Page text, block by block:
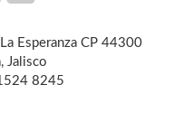
Esperanza CP 44300
Jalisco
8245